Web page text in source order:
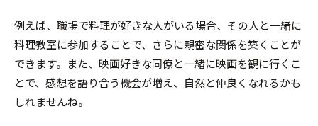
例えば、職場で料理が好きな人がいる場合、その人と一緒に
料理教室に参加することで、さらに親密な関係を築くことが
できます。また、映画好きな同僚と一緒に映画を観に行くこ
とで、感想を語り合う機会が増え、自然と仲良くなれるかも
しれませんね。